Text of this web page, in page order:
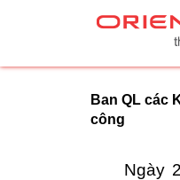
Ban QL các
công
Ngày